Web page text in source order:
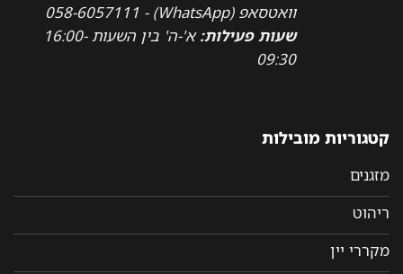
וואטסאפ (WhatsApp) - 058-6057111
שעות פעילות:
א'-ה' בין השעות 16:00-
09:30
קטגוריות מובילות
מזגנים
ריהוט
מקררי יין